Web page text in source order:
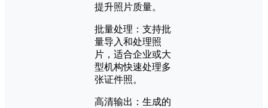
提升照片质量。
批量处理：支持批
量导入和处理照
片，适合企业或大
型机构快速处理多
张证件照。
高清输出：生成的